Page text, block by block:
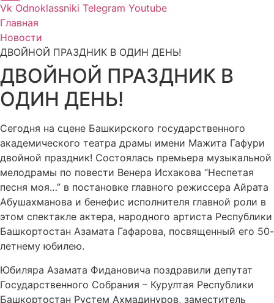
Vk Odnoklassniki Telegram Youtube
Главная
Новости
ДВОЙНОЙ ПРАЗДНИК В ОДИН ДЕНЬ!
ДВОЙНОЙ ПРАЗДНИК В
ОДИН ДЕНЬ!
Сегодня на сцене Башкирского государственного
академического театра драмы имени Мажита Гафури
двойной праздник! Состоялась премьера музыкальной
мелодрамы по повести Венера Исхакова “Неспетая
песня моя…” в постановке главного режиссера Айрата
Абушахманова и бенефис исполнителя главной роли в
этом спектакле актера, народного артиста Республики
Башкортостан Азамата Гафарова, посвященный его 50-
летнему юбилею.
Юбиляра Азамата Фидановича поздравили депутат
Государственного Собрания – Курултая Республики
Башкортостан Рустем Ахмадинуров, заместитель